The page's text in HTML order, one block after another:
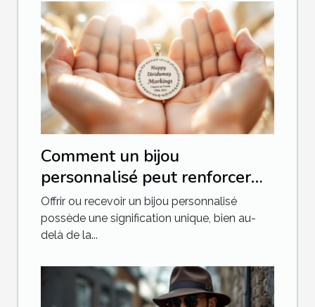
Comment un bijou
personnalisé peut renforcer
vos relations ?
Offrir ou recevoir un bijou personnalisé
possède une signification unique, bien au-
delà de la...